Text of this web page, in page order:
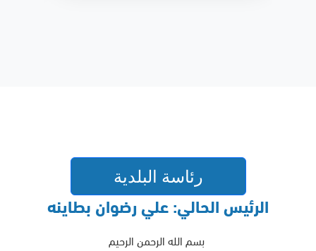
رئاسة البلدية
الرئيس الحالي: علي رضوان بطاينه
بسم الله الرحمن الرحيم